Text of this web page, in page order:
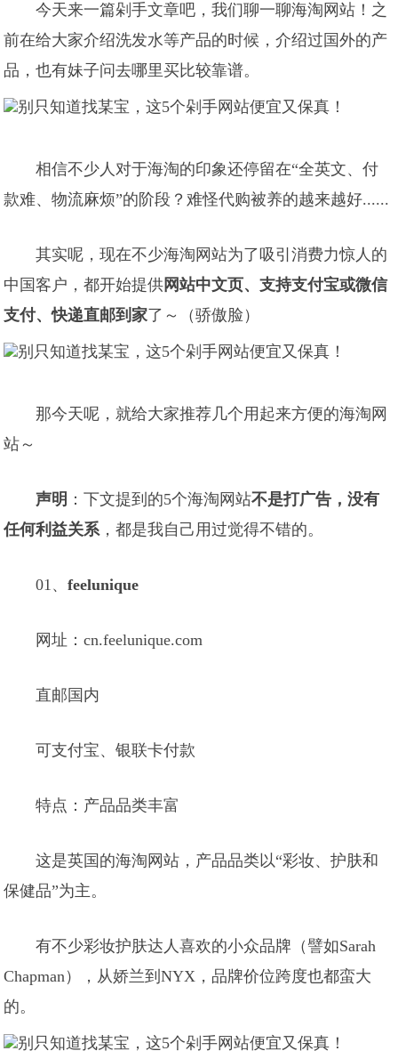
今天来一篇剁手文章吧，我们聊一聊海淘网站！之
前在给大家介绍洗发水等产品的时候，介绍过国外的产
品，也有妹子问去哪里买比较靠谱。
相信不少人对于海淘的印象还停留在“全英文、付
款难、物流麻烦”的阶段？难怪代购被养的越来越好......
其实呢，现在不少海淘网站为了吸引消费力惊人的
中国客户，都开始提供网站中文页、支持支付宝或微信
支付、快递直邮到家了～（骄傲脸）
那今天呢，就给大家推荐几个用起来方便的海淘网
站～
声明 ：下文提到的5个海淘网站不是打广告，没有
任何利益关系，都是我自己用过觉得不错的。
01、feelunique
网址：cn.feelunique.com
直邮国内
可支付宝、银联卡付款
特点：产品品类丰富
这是英国的海淘网站，产品品类以“彩妆、护肤和
保健品”为主。
有不少彩妆护肤达人喜欢的小众品牌（譬如Sarah
Chapman），从娇兰到NYX，品牌价位跨度也都蛮大
的。